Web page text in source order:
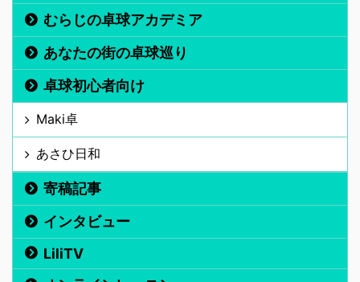
むらじの卓球アカデミア
あなたの街の卓球巡り
卓球初心者向け
Maki卓
あさひ日和
寄稿記事
インタビュー
LiliTV